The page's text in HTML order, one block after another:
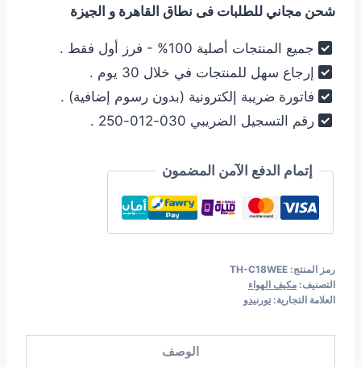
12.799,00 EGP.
12.750,00 EGP.شحن مجاني للطلبات فى نطاق القاهرة و الجيزة
جميع المنتجات أصلية 100% - فرز أول فقط .
إرجاع سهل للمنتجات في خلال 30 يوم .
فاتورة ضريبة إلكترونية (بدون رسوم إضافية) .
رقم التسجيل الضريبي 030-012-250 .
إتمام الدفع الآمن المضمون
رمز المنتج: TH-C18WEE
التصنيف: مكيف الهواء
العلامة التجارية:تورنيدو
الوصف